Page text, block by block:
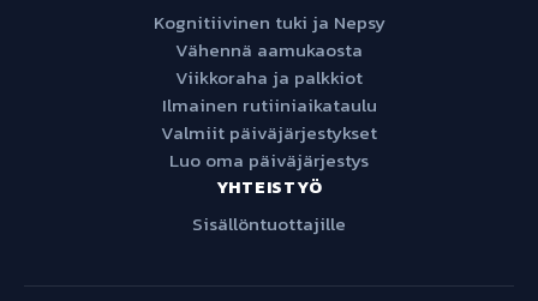
Kognitiivinen tuki ja Nepsy
Vähennä aamukaosta
Viikkoraha ja palkkiot
Ilmainen rutiiniaikataulu
Valmiit päiväjärjestykset
Luo oma päiväjärjestys
YHTEISTYÖ
Sisällöntuottajille